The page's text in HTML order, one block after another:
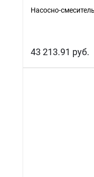
Насосно-
43 213.91 руб.